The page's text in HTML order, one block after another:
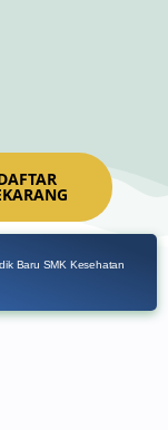
Baru SMK Kesehatan